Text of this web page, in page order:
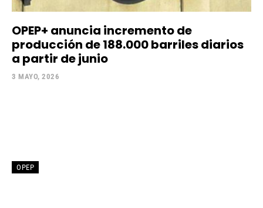
OPEP+ anuncia incremento de
producción de 188.000 barriles diarios
a partir de junio
3 MAYO, 2026
OPEP